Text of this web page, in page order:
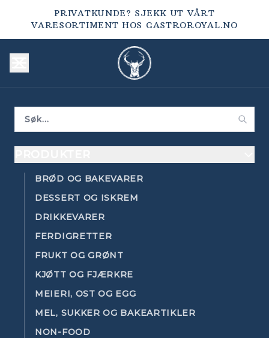
PRIVATKUNDE? SJEKK UT VÅRT
VARESORTIMENT HOS GASTROROYAL.NO
BRØD OG BAKEVARER
DESSERT OG ISKREM
DRIKKEVARER
FERDIGRETTER
FRUKT OG GRØNT
KJØTT OG FJÆRKRE
MEIERI, OST OG EGG
MEL, SUKKER OG BAKEARTIKLER
NON-FOOD